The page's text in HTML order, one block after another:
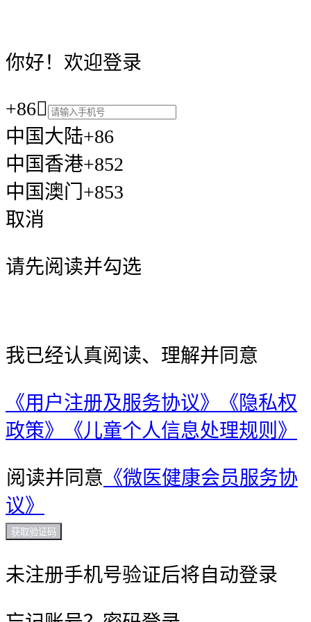
你好！欢迎登录
+86
中国大陆+86
中国香港+852
中国澳门+853
取消
请先阅读并勾选
我已经认真阅读、理解并同意
《用户注册及服务协议》
《隐私权
政策》
《儿童个人信息处理规则》
阅读并同意 《微医健康会员服务协
议》
获取验证码
未注册手机号验证后将自动登录